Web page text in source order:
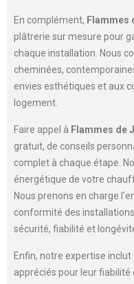
En complément, Flammes
plâtrerie sur mesure pour
chaque installation. Nous
cheminées,
envies esthétiques et aux
logement.
Faire appel à Flammes de
gratuit, de conseils
complet à chaque étape.
énergétique de votre
Nous prenons en charge
conformité des
sécurité, fiabilité et
Enfin, notre expertise inclut
appréciés pour leur